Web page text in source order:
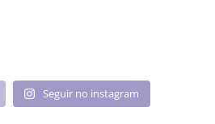
Seguir no instagram